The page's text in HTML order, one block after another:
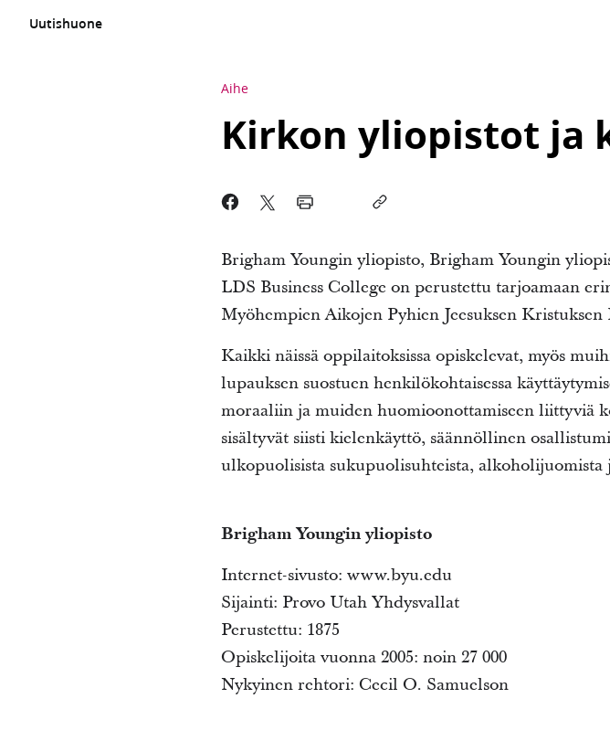
Uutishuone
Aihe
Kirkon yliopistot ja
Brigham Youngin yliopisto, Brigham Youngin
LDS Business College on perustettu tarjoamaan
Myöhempien Aikojen Pyhien Jeesuksen
Kaikki näissä oppilaitoksissa opiskelevat, myös
lupauksen suostuen henkilökohtaisessa
moraaliin ja muiden huomioonottamiseen liittyviä
sisältyvät siisti kielenkäyttö, säännöllinen
ulkopuolisista sukupuolisuhteista, alkoholijuomista
Brigham Youngin yliopisto
Internet-sivusto: www.byu.edu
Sijainti: Provo Utah Yhdysvallat
Perustettu: 1875
Opiskelijoita vuonna 2005: noin 27 000
Nykyinen rehtori: Cecil O. Samuelson